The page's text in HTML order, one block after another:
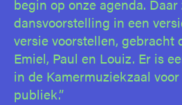
begin op onze agenda.
dansvoorstelling in een
versie voorstellen, gebracht
Emiel, Paul en Louiz. Er is
in de Kamermuziekzaal
publiek.”